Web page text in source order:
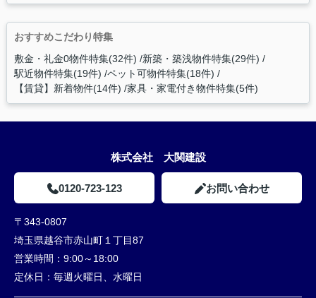
おすすめこだわり特集
敷金・礼金0物件特集(32件) 新築・築浅物件特集(29件)
駅近物件特集(19件) ペット可物件特集(18件)
【賃貸】新着物件(14件) 家具・家電付き物件特集(5件)
株式会社 大関建設
0120-723-123 お問い合わせ
〒343-0807
埼玉県越谷市赤山町１丁目87
営業時間： 9:00～18:00
定休日： 毎週火曜日、水曜日